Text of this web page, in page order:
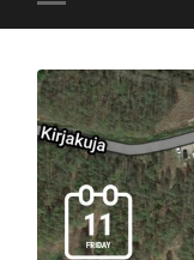
Toggle
mobile